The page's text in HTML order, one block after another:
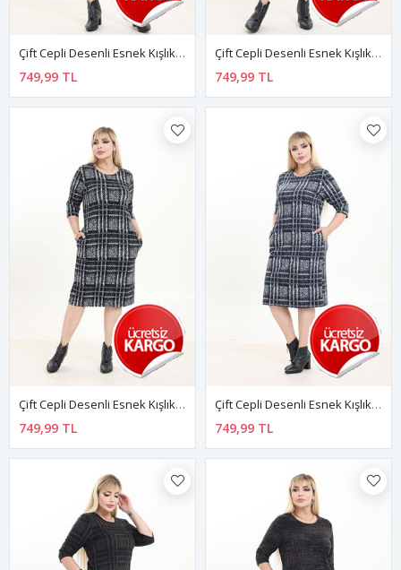
Çift Cepli Desenli Esnek Kışlık Büyük Beden Midi Elbise 37D-2744
749,99 TL
Çift Cepli Desenli Esnek Kışlık Büyük Beden Midi Elbise 5B-2743
749,99 TL
Çift Cepli Desenli Esnek Kışlık Büyük Beden Midi Elbise 8D-2742
749,99 TL
Çift Cepli Desenli Esnek Kışlık Büyük Beden Midi Elbise 37D-2739
749,99 TL